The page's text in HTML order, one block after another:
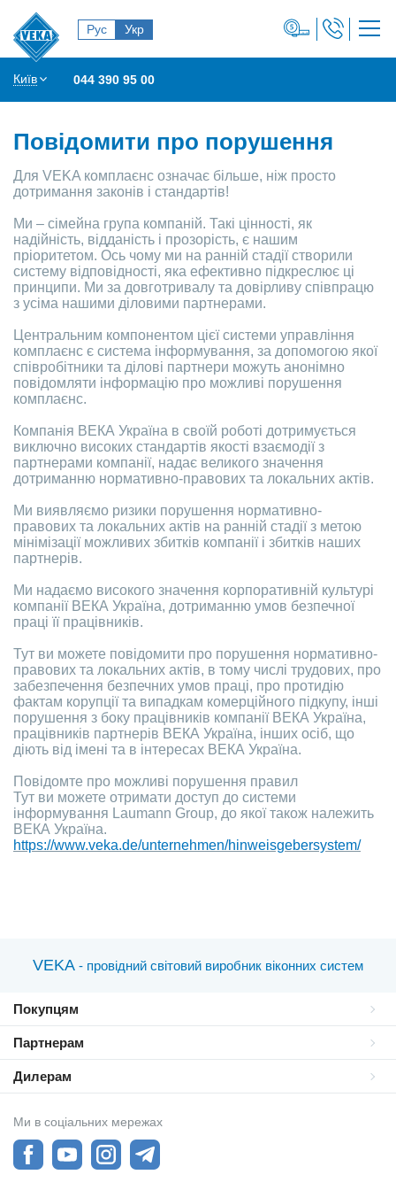
Рус Укр
Київ 044 390 95 00
Повідомити про порушення
Для VEKA комплаєнс означає більше, ніж просто
дотримання законів і стандартів!
Ми – сімейна група компаній. Такі цінності, як
надійність, відданість і прозорість, є нашим
пріоритетом. Ось чому ми на ранній стадії створили
систему відповідності, яка ефективно підкреслює ці
принципи. Ми за довготривалу та довірливу співпрацю
з усіма нашими діловими партнерами.
Центральним компонентом цієї системи управління
комплаєнс є система інформування, за допомогою якої
співробітники та ділові партнери можуть анонімно
повідомляти інформацію про можливі порушення
комплаєнс.
Компанія ВЕКА Україна в своїй роботі дотримується
виключно високих стандартів якості взаємодії з
партнерами компанії, надає великого значення
дотриманню нормативно-правових та локальних актів.
Ми виявляємо ризики порушення нормативно-
правових та локальних актів на ранній стадії з метою
мінімізації можливих збитків компанії і збитків наших
партнерів.
Ми надаємо високого значення корпоративній культурі
компанії ВЕКА Україна, дотриманню умов безпечної
праці її працівників.
Тут ви можете повідомити про порушення нормативно-
правових та локальних актів, в тому числі трудових, про
забезпечення безпечних умов праці, про протидію
фактам корупції та випадкам комерційного підкупу, інші
порушення з боку працівників компанії ВЕКА Україна,
працівників партнерів ВЕКА Україна, інших осіб, що
діють від імені та в інтересах ВЕКА Україна.
Повідомте про можливі порушення правил
Тут ви можете отримати доступ до системи
інформування Laumann Group, до якої також належить
ВЕКА Україна.
https://www.veka.de/unternehmen/hinweisgebersystem/
VEKA - провідний світовий виробник віконних систем
Покупцям
Партнерам
Дилерам
Ми в соціальних мережах